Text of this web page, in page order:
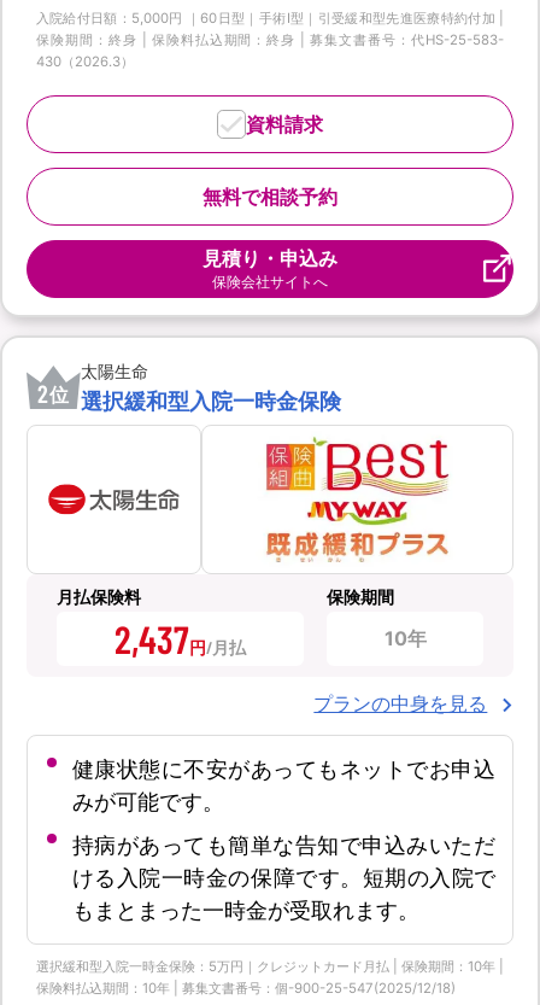
入院給付日額：5,000円 ｜60日型｜手術Ⅰ型｜引受緩和型先進医療特約付加 |
保険期間：終身 | 保険料払込期間：終身 | 募集文書番号：代HS-25-583-
430（2026.3）
無料で相談予約
資料請求
見積り・申込み
保険会社サイトへ
2位
太陽生命
選択緩和型入院一時金保険
月払保険料
2,437円
保険期間
10年
プランの中身を見る
健康状態に不安があってもネットでお申込
みが可能です。
持病があっても簡単な告知で申込みいただ
ける入院一時金の保障です。短期の入院で
もまとまった一時金が受取れます。
選択緩和型入院一時金保険：5万円｜クレジットカード月払 | 保険期間：10年 |
保険料払込期間：10年 | 募集文書番号：個-900-25-547(2025/12/18)